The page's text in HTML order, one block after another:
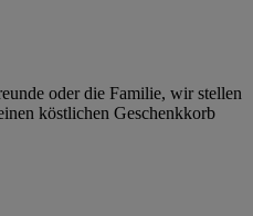
oder die Familie, wir stellen
köstlichen Geschenkkorb